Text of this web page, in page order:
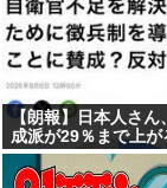
【朗報】日本人さん
成派が29％まで上